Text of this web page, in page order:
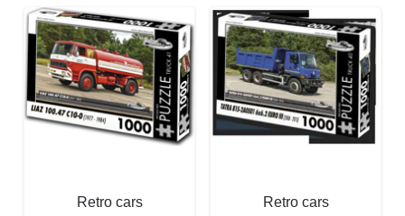
Retro cars
Retro cars